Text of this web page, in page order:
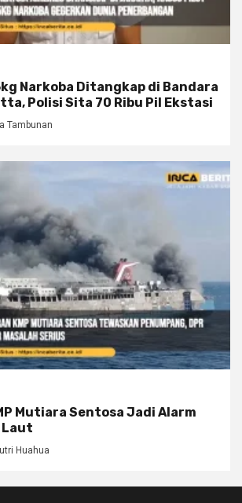
Narkoba Ditangkap di Bandara
Polisi Sita 70 Ribu Pil Ekstasi
Tambunan
Mutiara Sentosa Jadi Alarm
Laut
Huahua